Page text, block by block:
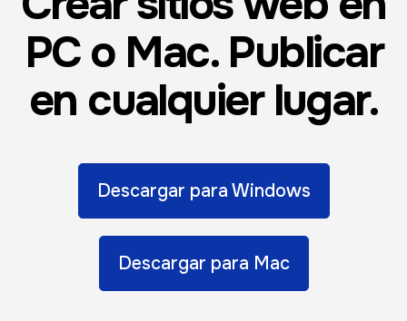
PC o Mac. Publicar
en cualquier lugar.
Descargar para Windows
Descargar para Mac